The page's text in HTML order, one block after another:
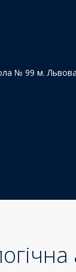
№ 99 м. Львова